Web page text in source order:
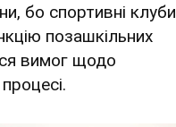
бо спортивні клуби
позашкільних
вимог щодо